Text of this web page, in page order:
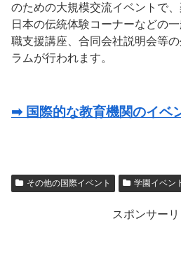
のための大規模交流イベントで、
日本の伝統体験コーナーなどの
職支援講座、合同会社説明会等
ラムが行われます。
➡ 国際的な教育機関のイベ
その他の国際イベント 学園イベン
スポンサーリ